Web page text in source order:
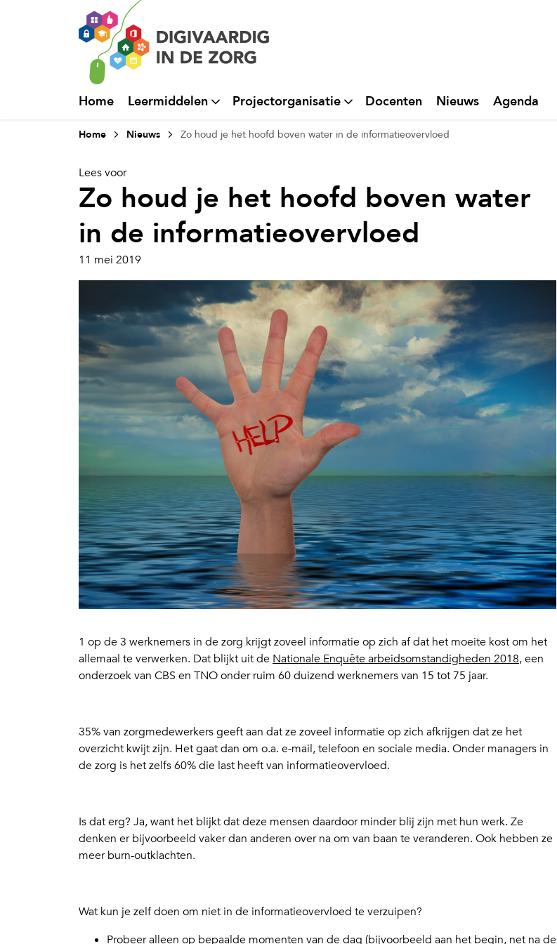
Home Leermiddelen Projectorganisatie Docenten Nieuws Agenda
Home Nieuws Zo houd je het hoofd boven water in de informatieovervloed
Lees voor
Zo houd je het hoofd boven water
in de informatieovervloed
11 mei 2019
1 op de 3 werknemers in de zorg krijgt zoveel informatie op zich af dat het moeite kost om het
allemaal te verwerken. Dat blijkt uit de Nationale Enquête arbeidsomstandigheden 2018, een
onderzoek van CBS en TNO onder ruim 60 duizend werknemers van 15 tot 75 jaar.
35% van zorgmedewerkers geeft aan dat ze zoveel informatie op zich afkrijgen dat ze het
overzicht kwijt zijn. Het gaat dan om o.a. e-mail, telefoon en sociale media. Onder managers in
de zorg is het zelfs 60% die last heeft van informatieovervloed.
Is dat erg? Ja, want het blijkt dat deze mensen daardoor minder blij zijn met hun werk. Ze
denken er bijvoorbeeld vaker dan anderen over na om van baan te veranderen. Ook hebben ze
meer burn-outklachten.
Wat kun je zelf doen om niet in de informatieovervloed te verzuipen?
Probeer alleen op bepaalde momenten van de dag (bijvoorbeeld aan het begin, net na de